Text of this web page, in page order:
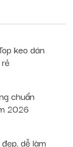
keo dán
chuẩn
2026
dễ làm